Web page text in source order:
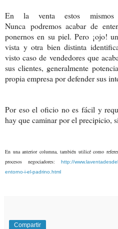
En la venta estos mismos
Nunca podremos acabar de
ponernos en su piel. Pero ¡ojo!
vista y otra bien distinta
visto caso de vendedores que
sus clientes, generalmente
propia empresa por defender sus
Por eso el oficio no es fácil y
hay que caminar por el precipicio,
En una anterior columna, también utilicé como
procesos negociadores:
http://
entorno-i-el-padrino.html
Compartir